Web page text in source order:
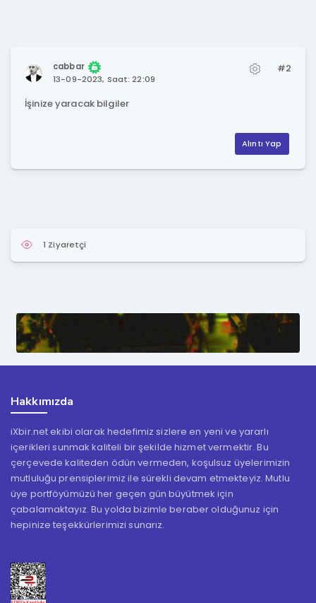
cabbar
13-09-2023, Saat: 22:09
#2
İşinize yaracak bilgiler
Alıntı Yap
1 Ziyaretçi
Hakkımızda
iXbir.net ekibi olarak hedefimiz sizlere en yeni ve yararlı
içerikleri sunmak kaliteli bir şekilde hizmet vermektir. Bu
çerçevede kaliteden ödün vermeden, koşulsuz üyelerimizin
mutluluğu prensiplerimiz ile sürekli devam etmekteyiz. Mutlu
üye portföyümüzü her geçen gün büyütmek için
çabalamaktayız. Bu yolda bizimle beraber olduğunuz için
hepinize teşekkürlerimizi sunarız.